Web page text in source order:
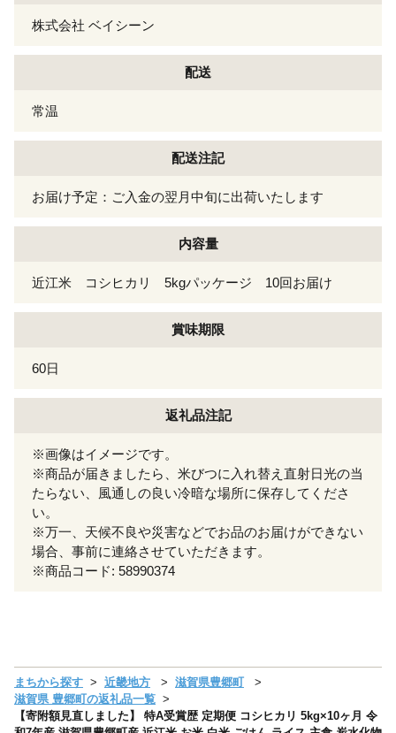
株式会社 ベイシーン
配送
常温
配送注記
お届け予定：ご入金の翌月中旬に出荷いたします
内容量
近江米 コシヒカリ 5kgパッケージ 10回お届け
賞味期限
60日
返礼品注記
※画像はイメージです。
※商品が届きましたら、米びつに入れ替え直射日光の当
たらない、風通しの良い冷暗な場所に保存してくださ
い。
※万一、天候不良や災害などでお品のお届けができない
場合、事前に連絡させていただきます。
※商品コード: 58990374
まちから探す 近畿地方
滋賀県豊郷町
滋賀県 豊郷町の返礼品一覧
【寄附額見直しました】 特A受賞歴 定期便 コシヒカリ 5kg×10ヶ月 令